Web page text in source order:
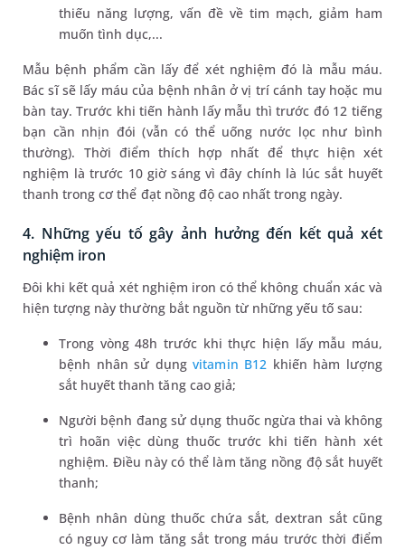
thiếu năng lượng, vấn đề về tim mạch, giảm ham
muốn tình dục,...
Mẫu bệnh phẩm cần lấy để xét nghiệm đó là mẫu máu.
Bác sĩ sẽ lấy máu của bệnh nhân ở vị trí cánh tay hoặc mu
bàn tay. Trước khi tiến hành lấy mẫu thì trước đó 12 tiếng
bạn cần nhịn đói (vẫn có thể uống nước lọc như bình
thường). Thời điểm thích hợp nhất để thực hiện xét
nghiệm là trước 10 giờ sáng vì đây chính là lúc sắt huyết
thanh trong cơ thể đạt nồng độ cao nhất trong ngày.
4. Những yếu tố gây ảnh hưởng đến kết quả xét
nghiệm iron
Đôi khi kết quả xét nghiệm iron có thể không chuẩn xác và
hiện tượng này thường bắt nguồn từ những yếu tố sau:
Trong vòng 48h trước khi thực hiện lấy mẫu máu,
bệnh nhân sử dụngvitamin B12 khiến hàm lượng
sắt huyết thanh tăng cao giả;
Người bệnh đang sử dụng thuốc ngừa thai và không
trì hoãn việc dùng thuốc trước khi tiến hành xét
nghiệm. Điều này có thể làm tăng nồng độ sắt huyết
thanh;
Bệnh nhân dùng thuốc chứa sắt, dextran sắt cũng
có nguy cơ làm tăng sắt trong máu trước thời điểm